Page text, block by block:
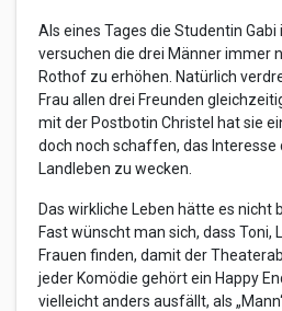
Als eines Tages die Studentin
versuchen die drei Männer immer
Rothof zu erhöhen. Natürlich
Frau allen drei Freunden
mit der Postbotin Christel hat sie
doch noch schaffen, das Interesse
Landleben zu wecken.
Das wirkliche Leben hätte es nicht
Fast wünscht man sich, dass Toni,
Frauen finden, damit der
jeder Komödie gehört ein Happy
vielleicht anders ausfällt, als